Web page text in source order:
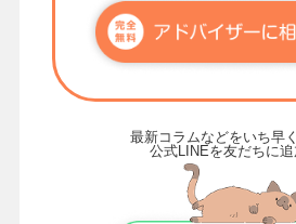
最新コラムなどをいち早
公式LINEを友だちに